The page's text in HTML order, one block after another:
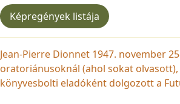
Képregények listája
Jean-Pierre Dionnet 1947. november
oratoriánusoknál (ahol sokat
könyvesbolti eladóként dolgozott a